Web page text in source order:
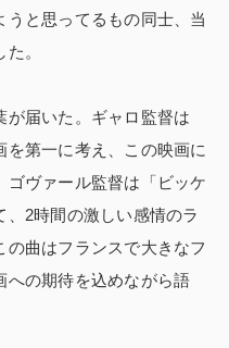
と思ってるもの同士、当
。
が届いた。ギャロ監督は
を第一に考え、この映画に
ゴヴァール監督は「ビッケ
2時間の激しい感情のラ
の曲はフランスで大きなフ
への期待を込めながら語